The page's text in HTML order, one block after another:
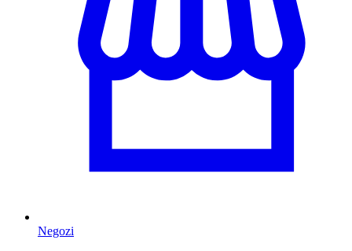
Negozi